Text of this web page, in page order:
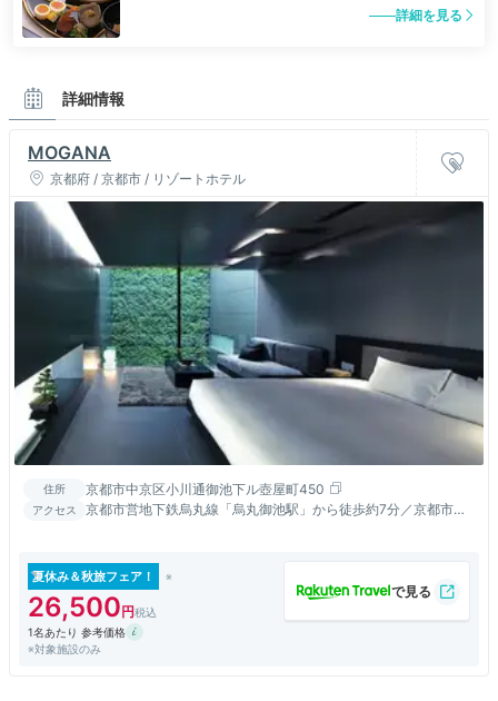
詳細を見る
詳細情報
MOGANA
京都府 / 京都市 / リゾートホテル
住所 京都市中京区小川通御池下ル壺屋町450
アクセス
京都市営地下鉄烏丸線「烏丸御池駅」から徒歩約7分／京都市営
夏休み＆秋旅フェア！
26,500
1名あたり 参考価格
※対象施設のみ